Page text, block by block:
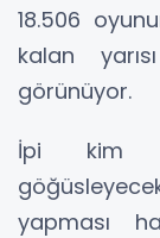
18.506
kalan
görünüyor.
İpi kim
yapması